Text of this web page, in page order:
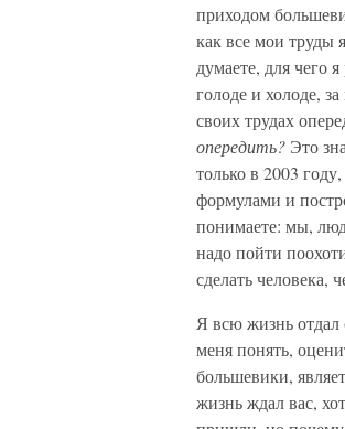
приходом
как все мои труды
думаете, для чего
голоде и холоде,
своих трудах
опередить? Это
только в 2003
формулами и
понимаете: мы,
надо пойти
сделать
Я всю жизнь отдал
меня понять,
большевики,
жизнь ждал вас,